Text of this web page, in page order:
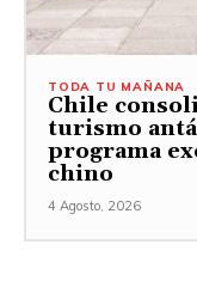
TODA TU MAÑANA
Chile
turismo
programa
chino
4 Agosto, 2026